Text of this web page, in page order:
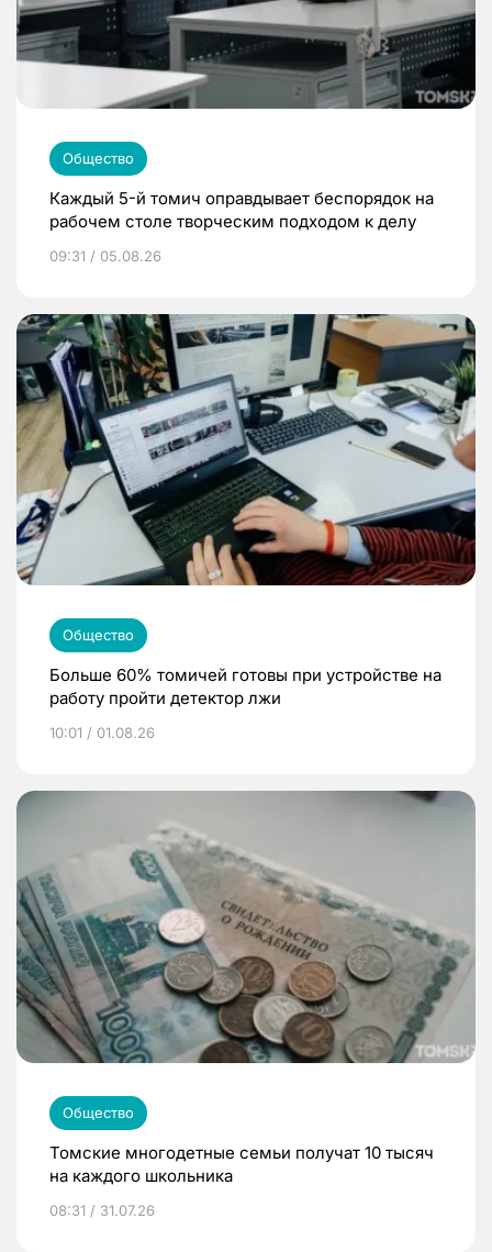
Общество
Каждый 5-й томич оправдывает беспорядок на
рабочем столе творческим подходом к делу
09:31 / 05.08.26
Общество
Больше 60% томичей готовы при устройстве на
работу пройти детектор лжи
10:01 / 01.08.26
Общество
Томские многодетные семьи получат 10 тысяч
на каждого школьника
08:31 / 31.07.26